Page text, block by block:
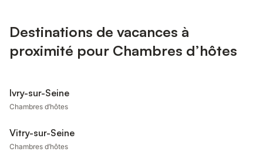
Destinations de vacances à
proximité pour Chambres d’hôtes
Ivry-sur-Seine
Chambres d’hôtes
Vitry-sur-Seine
Chambres d’hôtes